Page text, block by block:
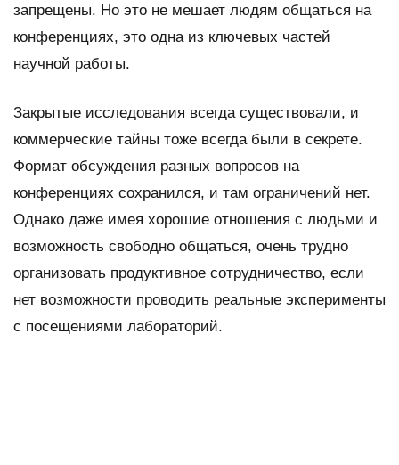
запрещены. Но это не мешает людям общаться на
конференциях, это одна из ключевых частей
научной работы.
Закрытые исследования всегда существовали, и
коммерческие тайны тоже всегда были в секрете.
Формат обсуждения разных вопросов на
конференциях сохранился, и там ограничений нет.
Однако даже имея хорошие отношения с людьми и
возможность свободно общаться, очень трудно
организовать продуктивное сотрудничество, если
нет возможности проводить реальные эксперименты
с посещениями лабораторий.